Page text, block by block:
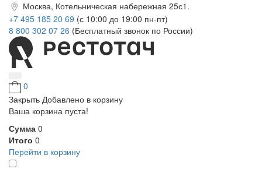
Москва, Котельническая набережная 25с1.
+7 495 185 20 69 (с 10:00 до 19:00 пн-пт)
8 800 302 07 26 (Бесплатный звонок по России)
0
Закрыть Добавлено в корзину
Ваша корзина пуста!
Сумма 0
Итого 0
Перейти в корзину